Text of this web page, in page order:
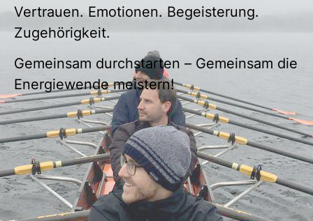
Vertrauen. Emotionen. Begeisterung.
Zugehörigkeit.
Gemeinsam durchstarten – Gemeinsam die
Energiewende meistern!